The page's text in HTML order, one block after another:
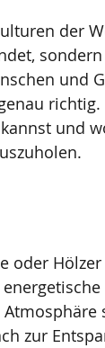
der
und
und
oder
zur